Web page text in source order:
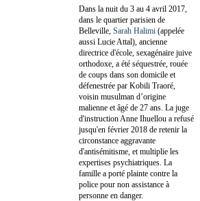
Dans la nuit du 3 au 4 avril 2017,
dans le quartier parisien de
Belleville, Sarah Halimi (appelée
aussi Lucie Attal), ancienne
directrice d'école, sexagénaire juive
orthodoxe, a été séquestrée, rouée
de coups dans son domicile et
défenestrée par Kobili Traoré,
voisin musulman d’origine
malienne et âgé de 27 ans. La juge
d'instruction Anne Ihuellou a refusé
jusqu'en février 2018 de retenir la
circonstance aggravante
d'antisémitisme, et multiplie les
expertises psychiatriques. La
famille a porté plainte contre la
police pour non assistance à
personne en danger.